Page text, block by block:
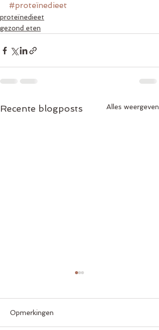
#proteïnedieet
proteïnedieet
gezond eten
Recente blogposts Alles weergeven
Opmerkingen